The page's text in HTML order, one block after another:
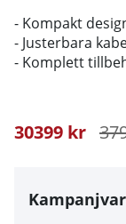
- Kompakt
- Justerbara
- Komplett
30399 kr